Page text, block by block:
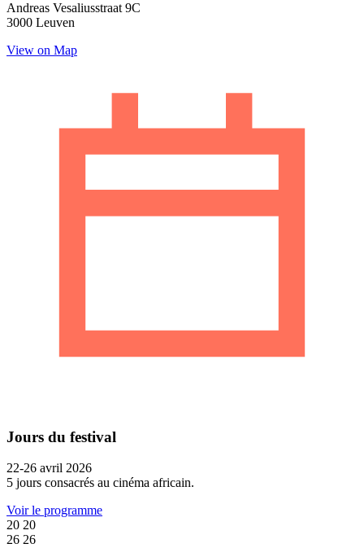
Andreas Vesaliusstraat 9C
3000 Leuven
View on Map
Jours du festival
22-26 avril 2026
5 jours consacrés au cinéma africain.
Voir le programme
20 20
26 26